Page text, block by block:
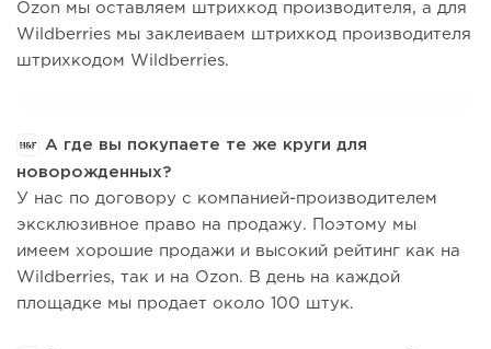
Оzon мы оставляем штрихкод производителя, а для
Wildberries мы заклеиваем штрихкод производителя
штрихкодом Wildberries.
А где вы покупаете те же круги для
новорожденных?
У нас по договору с компанией-производителем
эксклюзивное право на продажу. Поэтому мы
имеем хорошие продажи и высокий рейтинг как на
Wildberries, так и на Ozon. В день на каждой
площадке мы продает около 100 штук.